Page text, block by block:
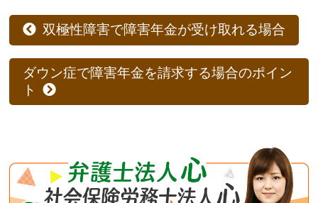
双極性障害で障害年金が受け取れる場合
ダウン症で障害年金を請求する場合のポイン
ト